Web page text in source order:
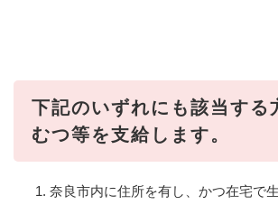
下記のいずれにも該当する
むつ等を支給します。
奈良市内に住所を有し、かつ在宅で